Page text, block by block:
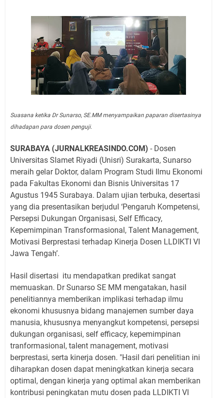
Suasana ketika Dr Sunarso, SE.MM menyampaikan paparan disertasinya
dihadapan para dosen penguji.
SURABAYA (JURNALKREASINDO.COM) - Dosen
Universitas Slamet Riyadi (Unisri) Surakarta, Sunarso
meraih gelar Doktor, dalam Program Studi Ilmu Ekonomi
pada Fakultas Ekonomi dan Bisnis Universitas 17
Agustus 1945 Surabaya. Dalam ujian terbuka, desertasi
yang dia presentasikan berjudul ‘Pengaruh Kompetensi,
Persepsi Dukungan Organisasi, Self Efficacy,
Kepemimpinan Transformasional, Talent Management,
Motivasi Berprestasi terhadap Kinerja Dosen LLDIKTI VI
Jawa Tengah’.
Hasil disertasi itu mendapatkan predikat sangat
memuaskan. Dr Sunarso SE MM mengatakan, hasil
penelitiannya memberikan implikasi terhadap ilmu
ekonomi khususnya bidang manajemen sumber daya
manusia, khususnya menyangkut kompetensi, persepsi
dukungan organisasi, self efficacy, kepemimpinan
tranformasional, talent management, motivasi
berprestasi, serta kinerja dosen. "Hasil dari penelitian ini
diharapkan dosen dapat meningkatkan kinerja secara
optimal, dengan kinerja yang optimal akan memberikan
kontribusi peningkatan mutu dosen pada LLDIKTI VI